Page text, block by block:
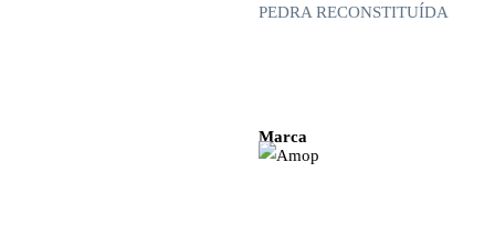
PEDRA RECONSTITUÍDA
Marca